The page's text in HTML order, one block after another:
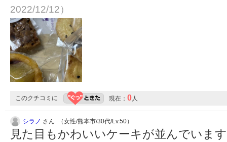
2022/12/12）
このクチコミに 現在： 0 人
シラノ さん （女性/熊本市/30代/Lv.50）
見た目もかわいいケーキが並んでいま